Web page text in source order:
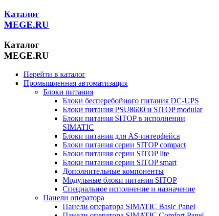
Каталог
MEGE.RU
Каталог
MEGE.RU
Перейти в каталог
Промышленная автоматизация
Блоки питания
Блоки бесперебойного питания DC-UPS
Блоки питания PSU8600 и SITOP modular
Блоки питания SITOP в исполнении
SIMATIC
Блоки питания для AS-интерфейса
Блоки питания серии SITOP compact
Блоки питания серии SITOP lite
Блоки питания серии SITOP smart
Дополнительные компоненты
Модульные блоки питания SITOP
Специальное исполнение и назначение
Панели оператора
Панели оператора SIMATIC Basic Panel